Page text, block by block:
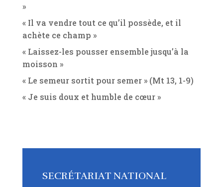
»
« Il va vendre tout ce qu’il possède, et il
achète ce champ »
« Laissez-les pousser ensemble jusqu’à la
moisson »
« Le semeur sortit pour semer » (Mt 13, 1-9)
« Je suis doux et humble de cœur »
SECRÉTARIAT NATIONAL